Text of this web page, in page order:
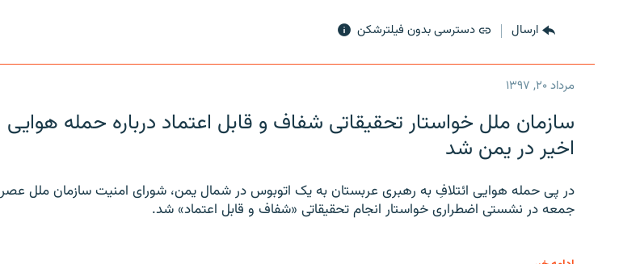
ارسال دسترسی بدون فیلترشکن
مرداد ۲۰, ۱۳۹۷
سازمان ملل خواستار تحقیقاتی شفاف و قابل اعتماد درباره حمله هوایی
اخیر در یمن شد
در پی حمله هوایی ائتلافِ به رهبری عربستان به یک اتوبوس در شمال یمن، شورای امنیت سازمان ملل عصر
جمعه در نشستی اضطراری خواستار انجام تحقیقاتی «شفاف و قابل اعتماد» شد.